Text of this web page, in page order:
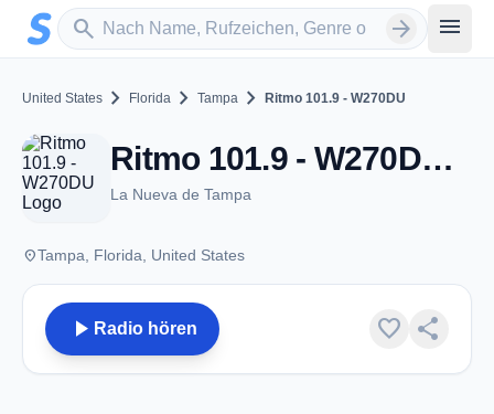
Zum Hauptinhalt springen
search
Sender suchen arrow_forward menu
United States chevron_right Florida chevron_right Tampa chevron_right Ritmo 101.9 - W270DU
Ritmo 101.9 - W270DU - FM 101.9 - Tampa, FL
La Nueva de Tampa
placeTampa, Florida, United States
play_arrow Radio hören favorite share